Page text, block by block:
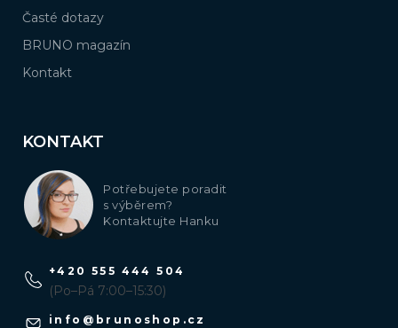
Časté dotazy
BRUNO magazín
Kontakt
KONTAKT
Potřebujete poradit
s výběrem?
Kontaktujte Hanku
info @ brunoshop.cz
+420 555 444 504
(Po–Pá 7:00–15:30)